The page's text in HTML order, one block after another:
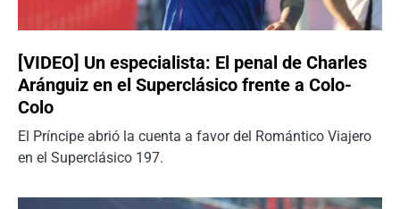
[VIDEO] Un especialista: El penal de Charles
Aránguiz en el Superclásico frente a Colo-
Colo
El Príncipe abrió la cuenta a favor del Romántico Viajero
en el Superclásico 197.